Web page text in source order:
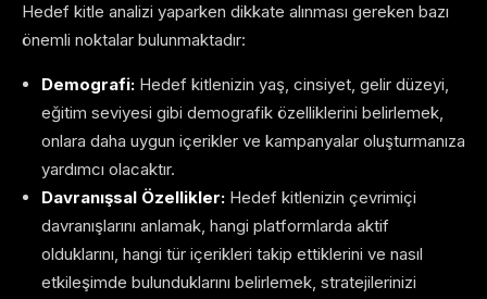
Hedef kitle analizi yaparken dikkate alınması gereken bazı
önemli noktalar bulunmaktadır:
Demografi: Hedef kitlenizin yaş, cinsiyet, gelir düzeyi,
eğitim seviyesi gibi demografik özelliklerini belirlemek,
onlara daha uygun içerikler ve kampanyalar oluşturmanıza
yardımcı olacaktır.
Davranışsal Özellikler: Hedef kitlenizin çevrimiçi
davranışlarını anlamak, hangi platformlarda aktif
olduklarını, hangi tür içerikleri takip ettiklerini ve nasıl
etkileşimde bulunduklarını belirlemek, stratejilerinizi